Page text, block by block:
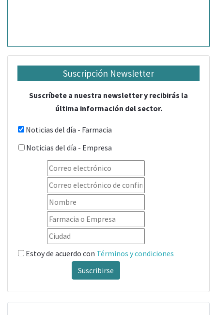
Suscripción Newsletter
Suscríbete a nuestra newsletter y recibirás la
última información del sector.
Noticias del día - Farmacia
Noticias del día - Empresa
Estoy de acuerdo con Términos y condiciones
Suscribirse